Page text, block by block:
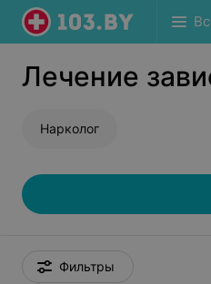
Лечение
Нарколог
Фильтры